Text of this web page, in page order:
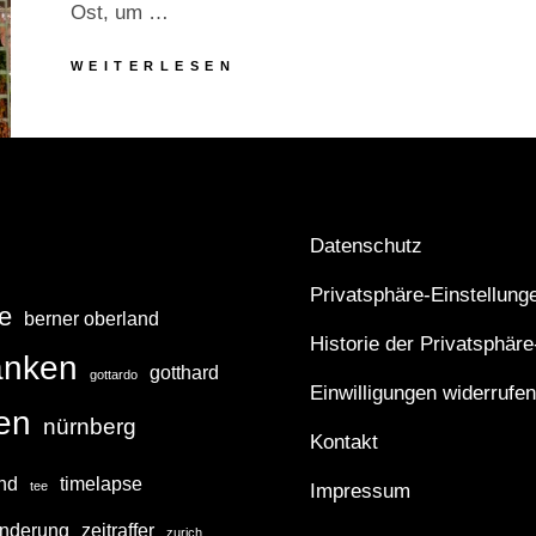
Ost, um …
WEITERLESEN
TRAINSPOTTING
berner oberland
gottardo gotthard
nürnberg
tee timelapse
zeitraffer zurich
Datenschutz
Privatsphäre-
Historie der
Einwilligungen widerrufen
Kontakt
Impressum